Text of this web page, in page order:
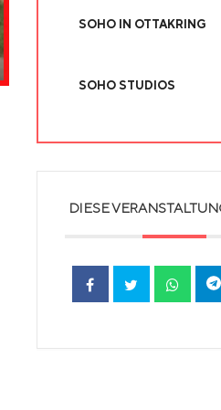
SOHO IN OTTAKRING
SOHO STUDIOS
DIESE